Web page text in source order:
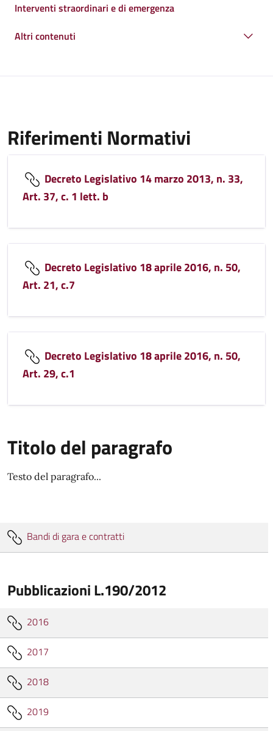
Interventi straordinari e di emergenza
Altri contenuti
Riferimenti Normativi
Decreto Legislativo 14 marzo 2013, n. 33,
Art. 37, c. 1 lett. b
Decreto Legislativo 18 aprile 2016, n. 50,
Art. 21, c.7
Decreto Legislativo 18 aprile 2016, n. 50,
Art. 29, c.1
Titolo del paragrafo
Testo del paragrafo...
Bandi di gara e contratti
Pubblicazioni L.190/2012
2016
2017
2018
2019